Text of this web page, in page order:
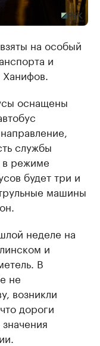
на особый
и
оснащены
службы
режиме
будет три и
машины
неделе на
и
В
не
возникли
дороги